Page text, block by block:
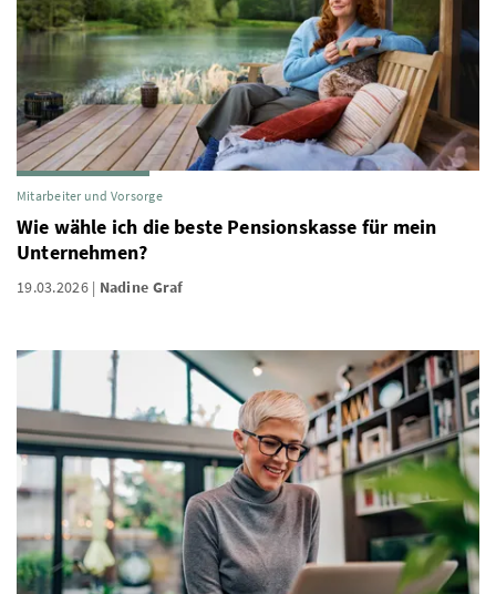
Mitarbeiter und Vorsorge
Wie wähle ich die beste Pensionskasse für mein
Unternehmen?
19.03.2026 Nadine Graf